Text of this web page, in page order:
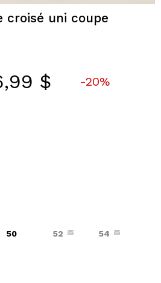
croisé uni coupe
$ -20%
50 52 54